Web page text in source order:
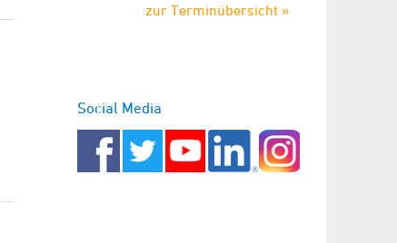
zur Terminübersicht »
Social Media